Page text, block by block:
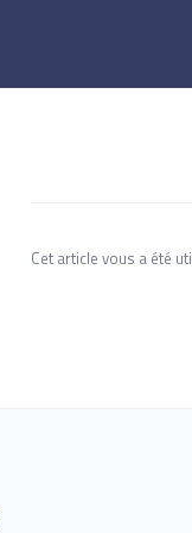
Cet article vous a été